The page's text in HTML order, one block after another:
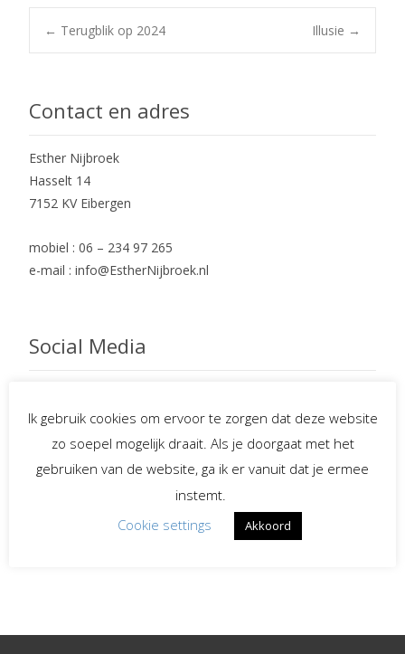
Post
navigation
← Terugblik op 2024 Illusie →
Contact en adres
Esther Nijbroek
Hasselt 14
7152 KV Eibergen
mobiel : 06 – 234 97 265
e-mail : info@EstherNijbroek.nl
Social Media
Spreekster bij uitvaarten
Begeleiding bij
verlies en rouw
Ik gebruik cookies om ervoor te zorgen dat deze website
zo soepel mogelijk draait. Als je doorgaat met het
gebruiken van de website, ga ik er vanuit dat je ermee
instemt.
Cookie settings
Akkoord